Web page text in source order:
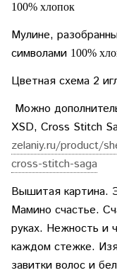
100% хлопок
Мулине,
символами 100%
Цветная схема 2
Можно
XSD, Cross Stitch
zelaniy.ru/product/
cross-stitch-saga
Вышитая картина.
Мамино счастье.
руках. Нежность и
каждом стежке.
завитки волос и